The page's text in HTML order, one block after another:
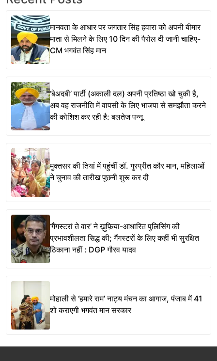
मानवता के आधार पर जगतार सिंह हवारा को अपनी बीमार
माता से मिलने के लिए 10 दिन की पैरोल दी जानी चाहिए-
CM भगवंत सिंह मान
‘बेअदबी’ पार्टी (अकाली दल) अपनी प्रतिष्ठा खो चुकी है,
अब वह राजनीति में वापसी के लिए भाजपा से समझौता करने
की कोशिश कर रही है: बलतेज पन्नू
मुक्तसर की तियां में पहुंचीं डॉ. गुरप्रीत कौर मान, महिलाओं
ने चुनाव की तारीख पूछनी शुरू कर दी
‘गैंगस्टरां ते वार’ ने ख़ुफ़िया-आधारित पुलिसिंग की
प्रभावशीलता सिद्ध की; गैंगस्टरों के लिए कहीं भी सुरक्षित
ठिकाना नहीं : DGP गौरव यादव
मोहाली से ‘हमारे राम’ नाट्य मंचन का आगाज, पंजाब में 41
शो कराएगी भगवंत मान सरकार